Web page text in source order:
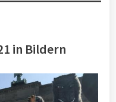
in Bildern